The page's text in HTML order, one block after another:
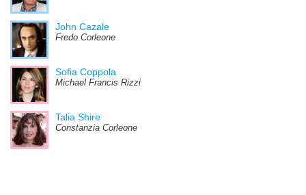
John Cazale
Fredo Corleone
Sofia Coppola
Michael Francis Rizzi
Talia Shire
Constanzia Corleone